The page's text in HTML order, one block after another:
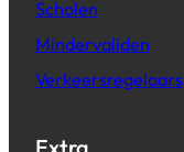
Scholen
Mindervaliden
Verkeersregelaars